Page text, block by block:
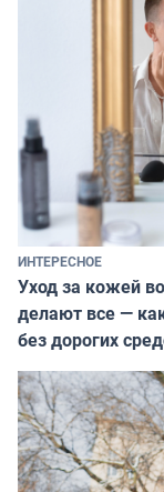
ИНТЕРЕСНОЕ
Уход за кожей
делают все —
без дорогих